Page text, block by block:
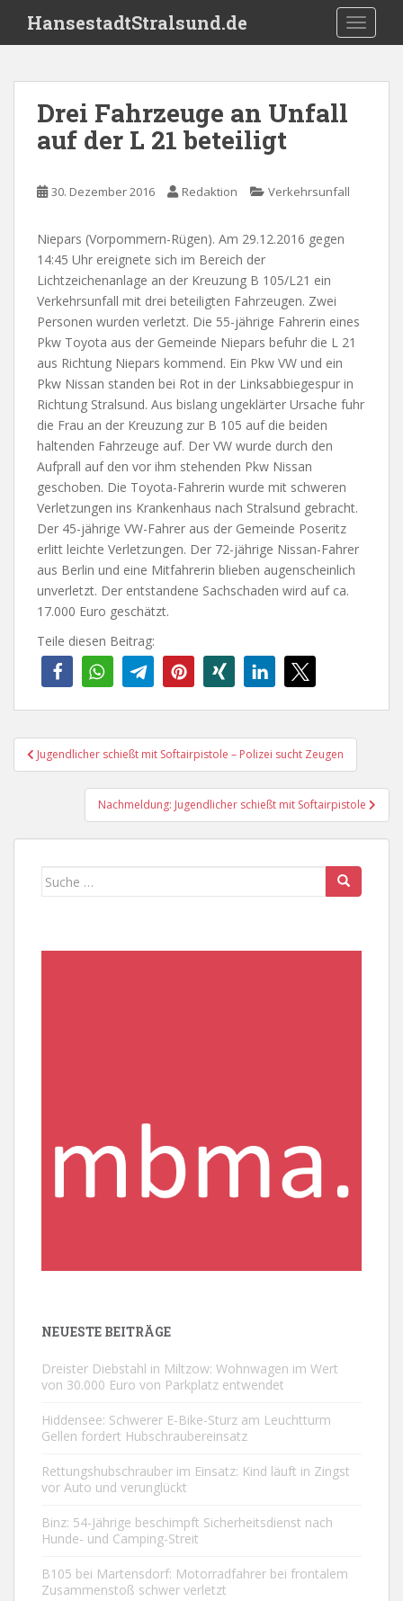
i
HansestadtStralsund.de
Drei Fahrzeuge an Unfall
auf der L 21 beteiligt
30. Dezember 2016 Redaktion Verkehrsunfall
Niepars (Vorpommern-Rügen). Am 29.12.2016 gegen
14:45 Uhr ereignete sich im Bereich der
Lichtzeichenanlage an der Kreuzung B 105/L21 ein
Verkehrsunfall mit drei beteiligten Fahrzeugen. Zwei
Personen wurden verletzt. Die 55-jährige Fahrerin eines
Pkw Toyota aus der Gemeinde Niepars befuhr die L 21
aus Richtung Niepars kommend. Ein Pkw VW und ein
Pkw Nissan standen bei Rot in der Linksabbiegespur in
Richtung Stralsund. Aus bislang ungeklärter Ursache fuhr
die Frau an der Kreuzung zur B 105 auf die beiden
haltenden Fahrzeuge auf. Der VW wurde durch den
Aufprall auf den vor ihm stehenden Pkw Nissan
geschoben. Die Toyota-Fahrerin wurde mit schweren
Verletzungen ins Krankenhaus nach Stralsund gebracht.
Der 45-jährige VW-Fahrer aus der Gemeinde Poseritz
erlitt leichte Verletzungen. Der 72-jährige Nissan-Fahrer
aus Berlin und eine Mitfahrerin blieben augenscheinlich
unverletzt. Der entstandene Sachschaden wird auf ca.
17.000 Euro geschätzt.
Teile diesen Beitrag:
Beitragsnavigation
Jugendlicher schießt mit Softairpistole – Polizei sucht Zeugen
Nachmeldung: Jugendlicher schießt mit Softairpistole
Suche
NEUESTE BEITRÄGE
Dreister Diebstahl in Miltzow: Wohnwagen im Wert
von 30.000 Euro von Parkplatz entwendet
Hiddensee: Schwerer E-Bike-Sturz am Leuchtturm
Gellen fordert Hubschraubereinsatz
Rettungshubschrauber im Einsatz: Kind läuft in Zingst
vor Auto und verunglückt
Binz: 54-Jährige beschimpft Sicherheitsdienst nach
Hunde- und Camping-Streit
B105 bei Martensdorf: Motorradfahrer bei frontalem
Zusammenstoß schwer verletzt